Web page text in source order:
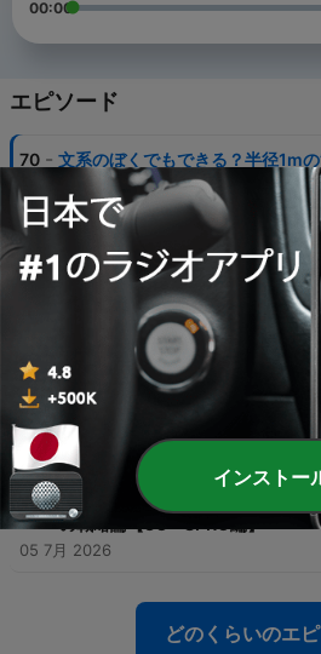
事業にトライ。主な編集協力：『
https://x.com/_ryh ▼クレジット： ⚫︎
⚫︎カバーアート：ハロ ▼お便り・お問い合わせ：
https://x.gd/Eukoq
00:00
エピソード
70 - 文系のぼくでもできる？半径1m
02 8月 2026
69 チームをどう率いたらいい？己
26 7月 2026
AIエージェントと人は一緒！？
メントの戦略論
19 7月 2026
67 - 「ワシは裸の王様じゃない！」と
ないための戦略論
12 7月 2026
66 - フレームワークの使い方を知って
の戦略論【3C・SPRO編】
05 7月 2026
どのくらいのエ
インストー